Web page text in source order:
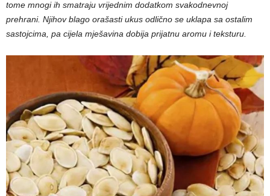
tome mnogi ih smatraju vrijednim dodatkom svakodnevnoj
prehrani. Njihov blago orašasti ukus odlično se uklapa sa ostalim
sastojcima, pa cijela mješavina dobija prijatnu aromu i teksturu.